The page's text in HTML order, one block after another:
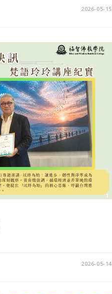
2026-05-15
2026-05-14